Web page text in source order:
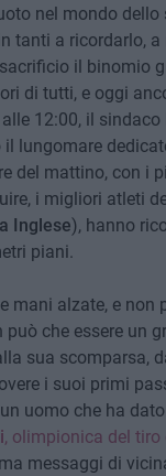
nel mondo dello
tanti a ricordarlo,
il binomio
di tutti, e oggi
12:00, il sindaco
lungomare
del mattino, con i
i migliori atleti
Inglese), hanno
piani.
alzate, e non
che essere un
sua scomparsa,
i suoi primi
uomo che ha
, olimpionica del tiro
messaggi di